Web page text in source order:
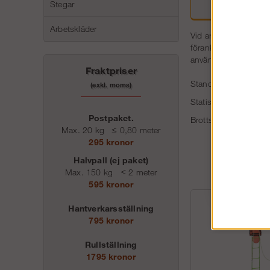
Stegar
Arbetskläder
Fraktpriser
(exkl. moms)
Postpaket.
Max. 20 kg
≤ 0,80 meter
295 kronor
Halvpall (ej paket)
Max. 150 kg < 2 meter
595 kronor
Hantverkarsställning
795 kronor
Rullställning
1795 kronor
Vid arbeten på höjd
förankringspunkter
använda för
Standard: EN
Statisk brottstyrka >
Brottstyrka > 20 kN